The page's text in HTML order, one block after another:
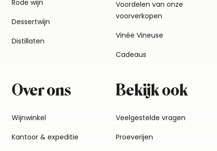
Rode wijn
Dessertwijn
Distillaten
Voordelen van onze
voorverkopen
Vinée Vineuse
Cadeaus
Over ons
Wijnwinkel
Kantoor & expeditie
Bekijk ook
Veelgestelde vragen
Proeverijen